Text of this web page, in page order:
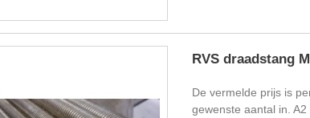
RVS draadstang
De vermelde prijs is
gewenste aantal in.